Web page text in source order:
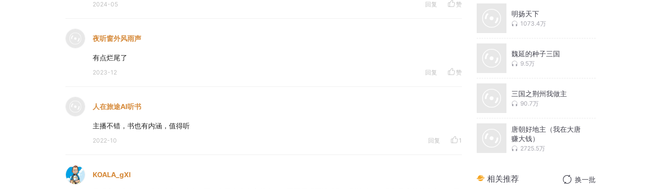
2024-05 回复 赞
夜听窗外风雨声
有点烂尾了
2023-12 回复 赞
人在旅途AI听书
主播不错，书也有内涵，值得听
2022-10 回复 1
KOALA_gXl
明扬天下
1073.4万
魏延的种子三国
9.5万
三国之荆州我做主
90.7万
唐朝好地主（我在大唐
赚大钱）
2725.5万
相关推荐 换一批